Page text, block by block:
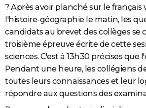
Destinations
City break
Voyage nature
Voyage de noces
Forum
Climat
+PHOTO
GUIDES D'ACHAT
BONS PLANS
CARTE DE VOEUX
Carte de Noël
Carte Bonne année
Carte Saint-Valentin
Carte Pâques
Carte d'anniversaire
DICTIONNAIRE
? Après avoir planché sur le français
l'histoire-géographie le matin, les
candidats au brevet des collèges se
troisième épreuve écrite de cette
sciences. C'est à 13h30 précises que
Pendant une heure, les collégiens
toutes leurs connaissances et leur
répondre aux questions des